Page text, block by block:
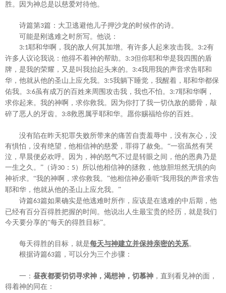
胜。因为神总是以慈爱对待他。
诗篇第3篇：大卫逃避他儿子押沙龙的时候作的诗。
可能是刚逃难之时所写。他说：
3:1耶和华啊 ，我的敌人何其加增。有许多人起来攻击我。 3:2有
许多人议论我说 ： 他得不着神的帮助。 3:3但你耶和华是我四围的盾
牌 ， 是我的荣耀，又是叫我抬起头来的。 3:4我用我的声音求告耶和
华，他就从他的圣山上应允我。 3:5我躺下睡觉 ， 我醒着 ， 耶和华都保
佑我。 3:6虽有成万的百姓来周围攻击我，我也不怕。 3:7耶和华啊 ，
求你起来。我的神啊 ，求你救我。因为你打了我一切仇敌的腮骨，敲
碎了恶人的牙齿。 3:8救恩属乎耶和华。愿你赐福给你的百姓。
没有陷在昨天犯罪失败所带来的痛苦自责羞辱中，没有灰心，没
有惧怕，没有绝望，他相信神的慈爱，罪得了赦免。 “一宿虽然有哭
泣，早晨便必欢呼。因为，神的怒气不过是转眼之间，他的恩典乃是
一生之久。”（诗30 ： 5）所以他相信神的拯救，他放胆坦然无惧的向
神祈求。“我的神啊 ，求你救我。 ”他相信神必垂听“我用我的声音求告
耶和华，他就从他的圣山上应允我。 ”
诗篇63篇如果确实是他逃难时所作，应该是在逃难的中后期，他
已经有百分百得胜把握的时间。他说出人生最宝贵的经历，就是我们
今天要分享的“每天的得胜目标”。
每天得胜的目标，就是每天与神建立并保持亲密的关系。
根据诗篇63篇，可以分为三个步骤：
一： 昼夜都要切切寻求神，渴想神，切慕神 ，直到看见神的面，
得着神的同在：